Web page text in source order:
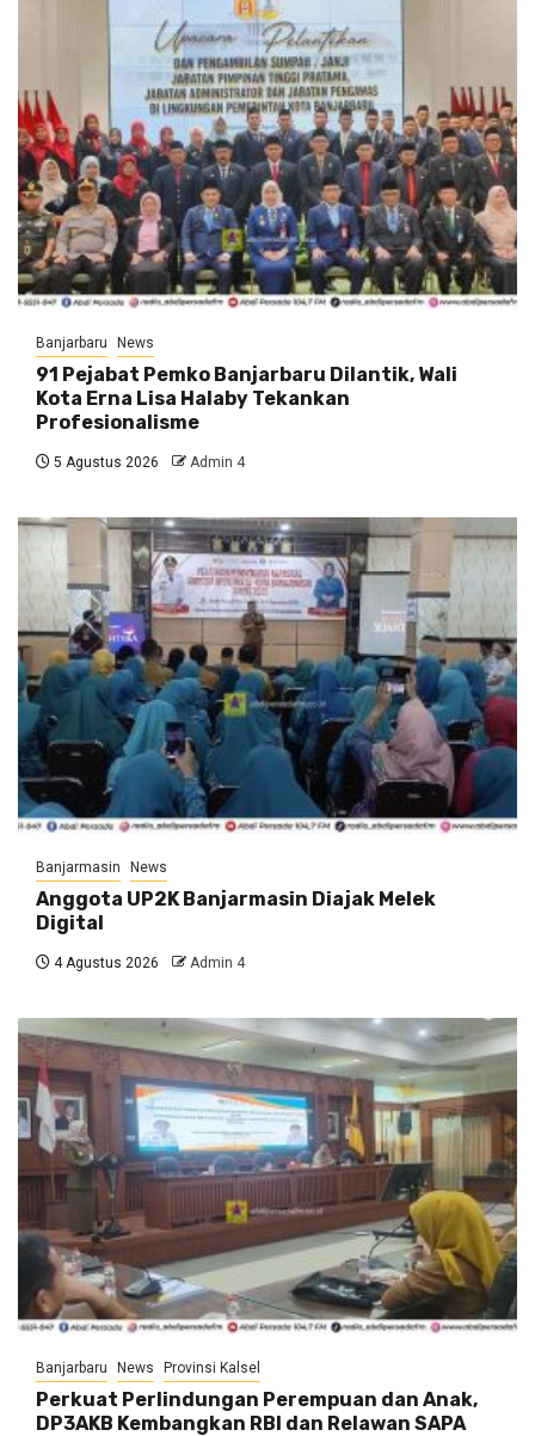
Banjarbaru News
91 Pejabat Pemko Banjarbaru Dilantik, Wali
Kota Erna Lisa Halaby Tekankan
Profesionalisme
5 Agustus 2026 Admin 4
Banjarmasin News
Anggota UP2K Banjarmasin Diajak Melek
Digital
4 Agustus 2026 Admin 4
Banjarbaru News Provinsi Kalsel
Perkuat Perlindungan Perempuan dan Anak,
DP3AKB Kembangkan RBI dan Relawan SAPA